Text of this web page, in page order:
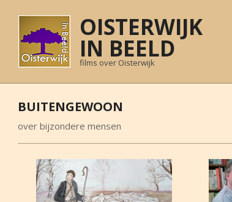
content
OISTERWIJK
IN BEELD
films over Oisterwijk
BUITENGEWOON
over bijzondere mensen